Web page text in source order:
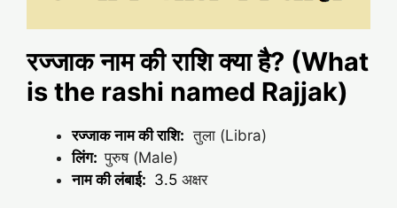
रज्जाक नाम की राशि क्या है? (What
is the rashi named Rajjak)
रज्जाक नाम की राशि: तुला (Libra)
लिंग: पुरुष (Male)
नाम की लंबाई: 3.5 अक्षर